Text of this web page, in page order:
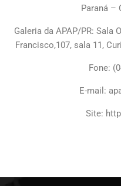
Paraná –
Galeria da APAP/PR: Sala
Francisco,107, sala 11,
Fone:
E-mail:
Site: